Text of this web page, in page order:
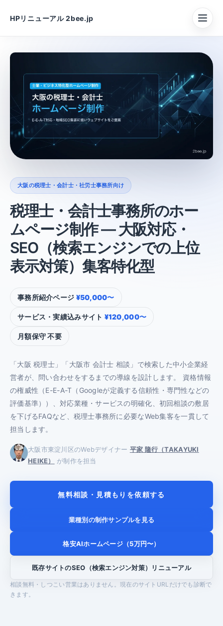
HPリニューアル 2bee.jp
大阪の税理士・会計士・社労士事務所向け
税理士・会計士事務所のホー
ムページ制作 ― 大阪対応・
SEO（検索エンジンでの上位
表示対策）集客特化型
事務所紹介ページ ¥50,000〜
サービス・実績込みサイト ¥120,000〜
月額保守 不要
「大阪 税理士」「大阪市 会計士 相談」で検索した中小企業経
営者が、問い合わせをするまでの導線を設計します。 資格情報
の権威性（E-E-A-T（Googleが定義する信頼性・専門性などの
評価基準））、対応業種・サービスの明確化、初回相談の敷居
を下げるFAQなど、税理士事務所に必要なWeb集客を一貫して
担当します。
大阪市東淀川区のWebデザイナー 平家 隆行（TAKAYUKI
HEIKE）
が制作を担当
無料相談・見積もりを依頼する
業種別の制作サンプルを見る
格安AIホームページ（5万円〜）
既存サイトのSEO（検索エンジン対策）リニューアル
相談無料・しつこい営業はありません。現在のサイトURLだけでも診断で
きます。